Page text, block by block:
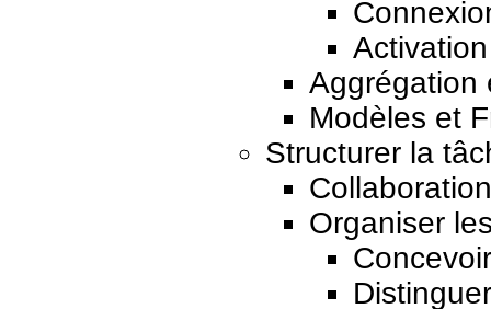
Aggrégation
Modèles et
Structurer la
Collaboration
Organiser